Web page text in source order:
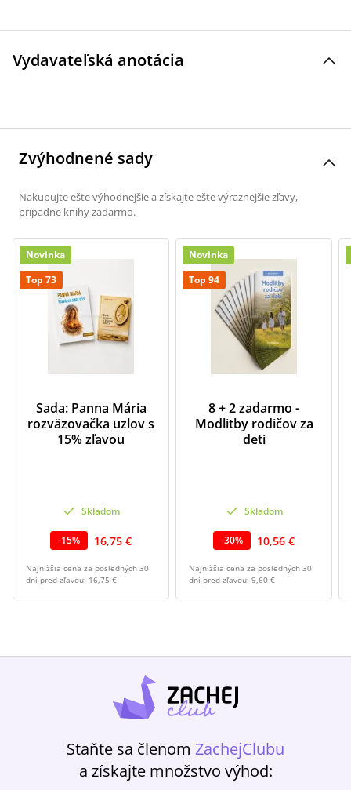
Vydavateľská anotácia
Zvýhodnené sady
Nakupujte ešte výhodnejšie a získajte ešte výraznejšie zľavy,
prípadne knihy zadarmo.
Novinka
Top 73
Sada: Panna Mária
rozväzovačka uzlov s
15% zľavou
Skladom
-15% 16,75 €
Najnižšia cena za posledných 30
dní pred zľavou: 16,75 €
Novinka
Top 94
8 + 2 zadarmo -
Modlitby rodičov za
deti
Skladom
-30% 10,56 €
Najnižšia cena za posledných 30
dní pred zľavou: 9,60 €
Staňte sa členom ZachejClubu
a získajte množstvo výhod: